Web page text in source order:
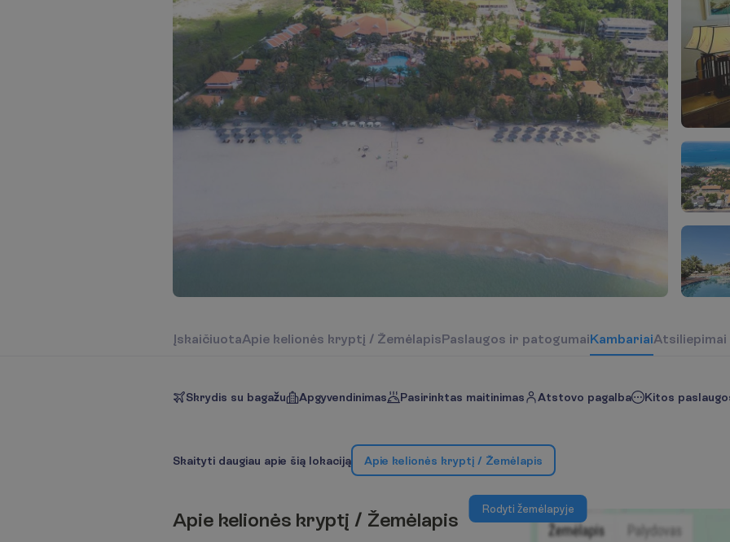
ĮskaičiuotaApie kelionės kryptį / ŽemėlapisPaslaugos ir patogumaiKambariaiAtsiliepimai
Skrydis su bagažu Apgyvendinimas Pasirinktas maitinimas Atstovo pagalba Kitos
Skaityti daugiau apie šią lokaciją Apie kelionės kryptį / Žemėlapis
Apie kelionės kryptį / Žemėlapis Rodyti žemė apyje